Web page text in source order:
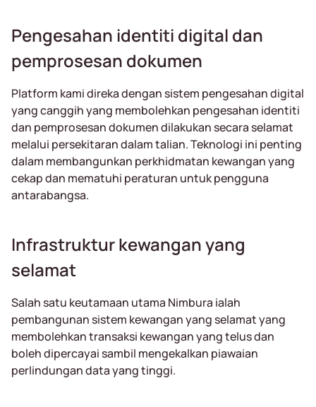
Pengesahan identiti digital dan
pemprosesan dokumen
Platform kami direka dengan sistem pengesahan digital
yang canggih yang membolehkan pengesahan identiti
dan pemprosesan dokumen dilakukan secara selamat
melalui persekitaran dalam talian. Teknologi ini penting
dalam membangunkan perkhidmatan kewangan yang
cekap dan mematuhi peraturan untuk pengguna
antarabangsa.
Infrastruktur kewangan yang
selamat
Salah satu keutamaan utama Nimbura ialah
pembangunan sistem kewangan yang selamat yang
membolehkan transaksi kewangan yang telus dan
boleh dipercayai sambil mengekalkan piawaian
perlindungan data yang tinggi.